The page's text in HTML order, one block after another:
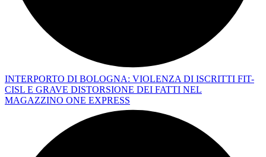
INTERPORTO DI BOLOGNA: VIOLENZA DI ISCRITTI FIT-
CISL E GRAVE DISTORSIONE DEI FATTI NEL
MAGAZZINO ONE EXPRESS